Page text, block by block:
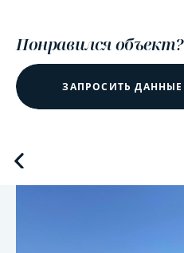
Понравился объект?
ЗАПРОСИТЬ ДАННЫЕ